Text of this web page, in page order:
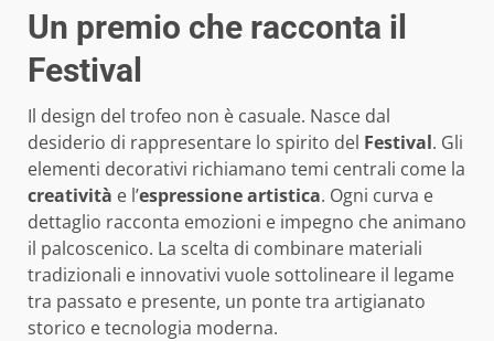
Un premio che racconta il
Festival
Il design del trofeo non è casuale. Nasce dal
desiderio di rappresentare lo spirito del Festival. Gli
elementi decorativi richiamano temi centrali come la
creatività e l’espressione artistica. Ogni curva e
dettaglio racconta emozioni e impegno che animano
il palcoscenico. La scelta di combinare materiali
tradizionali e innovativi vuole sottolineare il legame
tra passato e presente, un ponte tra artigianato
storico e tecnologia moderna.